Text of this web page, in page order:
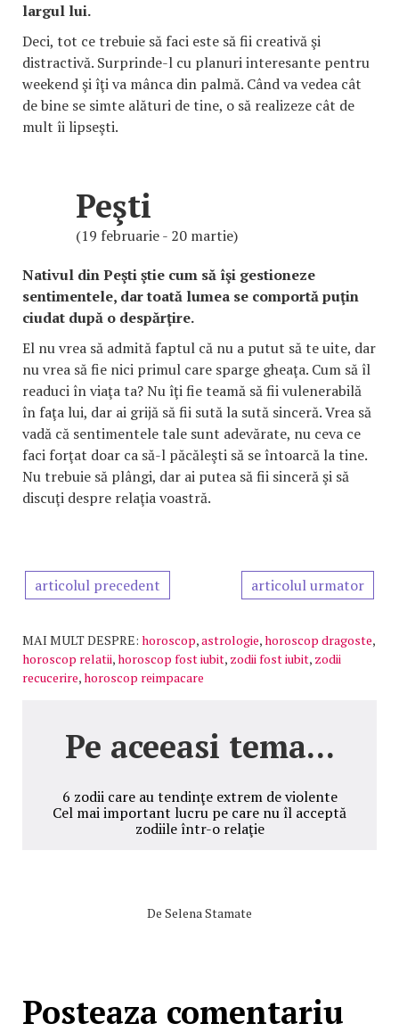
largul lui.
Deci, tot ce trebuie să faci este să fii creativă şi
distractivă. Surprinde-l cu planuri interesante pentru
weekend şi îţi va mânca din palmă. Când va vedea cât
de bine se simte alături de tine, o să realizeze cât de
mult îi lipseşti.
Peşti
(19 februarie - 20 martie)
Nativul din Peşti ştie cum să îşi gestioneze
sentimentele, dar toată lumea se comportă puţin
ciudat după o despărţire.
El nu vrea să admită faptul că nu a putut să te uite, dar
nu vrea să fie nici primul care sparge gheaţa. Cum să îl
readuci în viaţa ta? Nu îţi fie teamă să fii vulenerabilă
în faţa lui, dar ai grijă să fii sută la sută sinceră. Vrea să
vadă că sentimentele tale sunt adevărate, nu ceva ce
faci forţat doar ca să-l păcăleşti să se întoarcă la tine.
Nu trebuie să plângi, dar ai putea să fii sinceră şi să
discuţi despre relaţia voastră.
articolul precedent articolul urmator
MAI MULT DESPRE: horoscop,astrologie,horoscop dragoste,
horoscop relatii,horoscop fost iubit, zodii fost iubit, zodii
recucerire,horoscop reimpacare
Pe aceeasi tema...
6 zodii care au tendinţe extrem de violente
Cel mai important lucru pe care nu îl acceptă
zodiile într-o relaţie
De Selena Stamate
Posteaza comentariu